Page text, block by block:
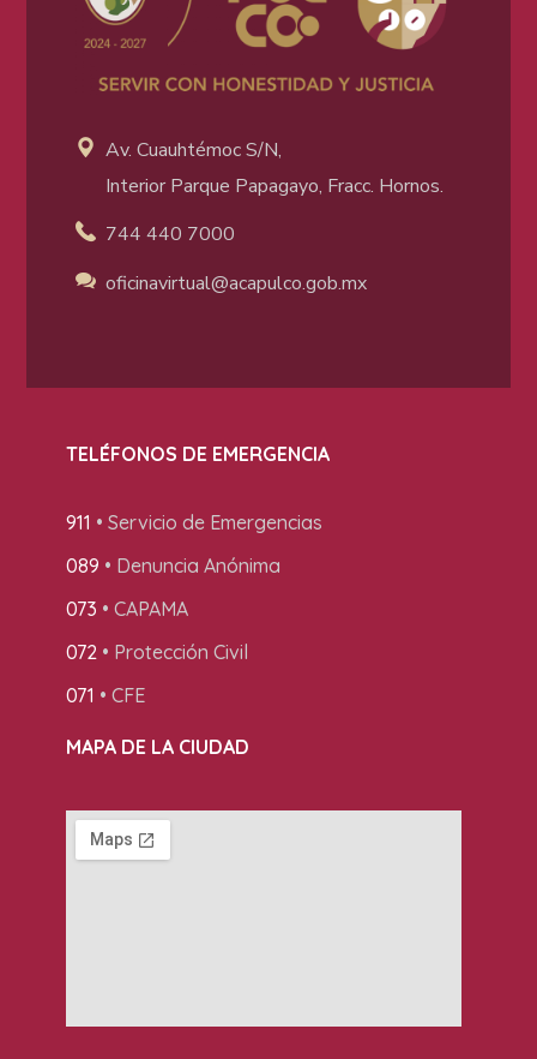
Av. Cuauhtémoc S/N,
Interior Parque Papagayo, Fracc. Hornos.
744 440 7000
oficinavirtual@acapulco.gob.mx
TELÉFONOS DE EMERGENCIA
911 • Servicio de Emergencias
089 • Denuncia Anónima
073 • CAPAMA
072 • Protección Civil
071 • CFE
MAPA DE LA CIUDAD